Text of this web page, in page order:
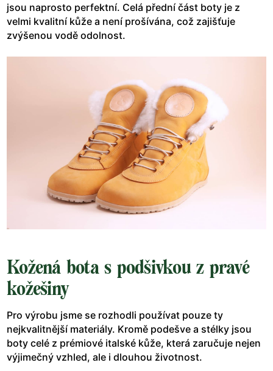
jsou naprosto perfektní. Celá přední část boty je z
velmi kvalitní kůže a není prošívána, což zajišťuje
zvýšenou vodě odolnost.
Kožená bota s podšivkou z pravé
kožešiny
Pro výrobu jsme se rozhodli používat pouze ty
nejkvalitnější materiály. Kromě podešve a stélky jsou
boty celé z prémiové italské kůže, která zaručuje nejen
výjimečný vzhled, ale i dlouhou životnost.